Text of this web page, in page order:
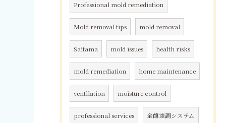
Professional mold remediation
Mold removal tips mold removal
Saitama mold issues health risks
mold remediation home maintenance
ventilation moisture control
professional services 全館空調システム